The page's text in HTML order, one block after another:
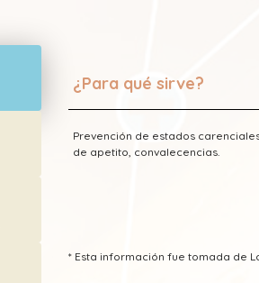
¿Para qué sirve?
Prevención de estados
de apetito, convalecencias.
* Esta información fue tomada de